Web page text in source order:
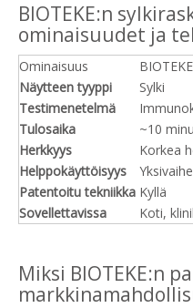
BIOTEKE:n
ominaisuudet ja
Ominaisuus
Näytteen tyyppi
Sylki
Testimenetelmä
Tulosaika
~10
Herkkyys
Korkea
Helppokäyttöisyys
Patentoitu tekniikka Kyllä
Sovellettavissa
Koti,
Miksi BIOTEKE:n